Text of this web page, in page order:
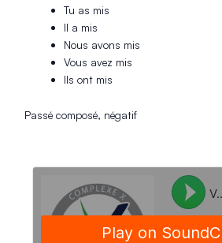
Tu as mis
Il a mis
Nous avons mis
Vous avez mis
Ils ont mis
Passé composé, négatif